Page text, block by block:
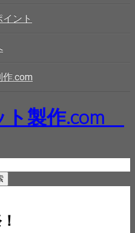
ント
.com
ト製作.com